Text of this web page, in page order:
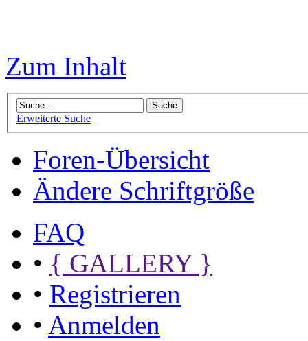
Zum Inhalt
Erweiterte Suche
Foren-Übersicht
Ändere Schriftgröße
FAQ
• { GALLERY }
• Registrieren
• Anmelden